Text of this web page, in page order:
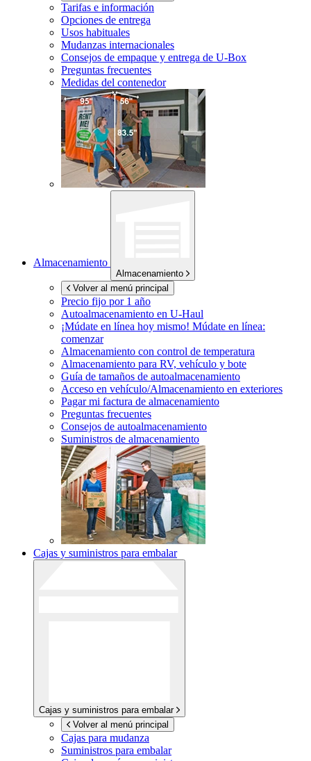
Tarifas e información
Opciones de entrega
Usos habituales
Mudanzas internacionales
Consejos de empaque y entrega de U-Box
Preguntas frecuentes
Medidas del contenedor
Almacenamiento
Almacenamiento
Volver al menú principal
Precio fijo por 1 año
Autoalmacenamiento en U-Haul
¡Múdate en línea hoy mismo! Múdate en línea:
comenzar
Almacenamiento con control de temperatura
Almacenamiento para RV, vehículo y bote
Guía de tamaños de autoalmacenamiento
Acceso en vehículo/Almacenamiento en exteriores
Pagar mi factura de almacenamiento
Preguntas frecuentes
Consejos de autoalmacenamiento
Suministros de almacenamiento
Cajas y suministros para embalar
Cajas y suministros para embalar
Volver al menú principal
Cajas para mudanza
Suministros para embalar